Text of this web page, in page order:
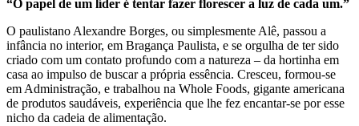
“O papel de um líder é tentar fazer florescer a luz de cada um.”
O paulistano Alexandre Borges, ou simplesmente Alê, passou a
infância no interior, em Bragança Paulista, e se orgulha de ter sido
criado com um contato profundo com a natureza – da hortinha em
casa ao impulso de buscar a própria essência. Cresceu, formou-se
em Administração, e trabalhou na Whole Foods, gigante americana
de produtos saudáveis, experiência que lhe fez encantar-se por esse
nicho da cadeia de alimentação.